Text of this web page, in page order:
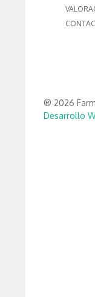
® 2026
Desarrollo